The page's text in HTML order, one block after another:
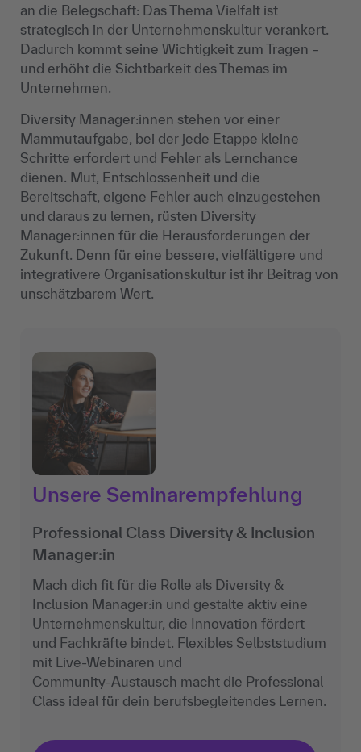
an die Belegschaft: Das Thema Vielfalt ist
strategisch in der Unternehmenskultur verankert.
Dadurch kommt seine Wichtigkeit zum Tragen –
und erhöht die Sichtbarkeit des Themas im
Unternehmen.
Diversity Manager:innen stehen vor einer
Mammutaufgabe, bei der jede Etappe kleine
Schritte erfordert und Fehler als Lernchance
dienen. Mut, Entschlossenheit und die
Bereitschaft, eigene Fehler auch einzugestehen
und daraus zu lernen, rüsten Diversity
Manager:innen für die Herausforderungen der
Zukunft. Denn für eine bessere, vielfältigere und
integrativere Organisationskultur ist ihr Beitrag von
unschätzbarem Wert.
Unsere Seminarempfehlung
Professional Class Diversity & Inclusion
Manager:in
Mach dich fit für die Rolle als Diversity &
Inclusion Manager:in und gestalte aktiv eine
Unternehmenskultur, die Innovation fördert
und Fachkräfte bindet. Flexibles Selbststudium
mit Live‑Webinaren und
Community‑Austausch macht die Professional
Class ideal für dein berufsbegleitendes Lernen.